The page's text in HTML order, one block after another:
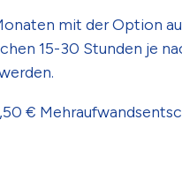
mit der Option
15-30 Stunden je
€